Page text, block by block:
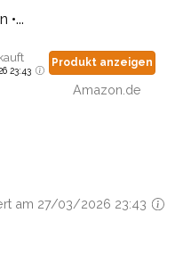
•...
23:43
Produkt anzeigen
Amazon.de
am 27/03/2026 23:43